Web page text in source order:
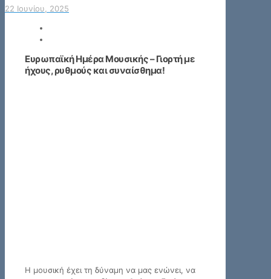
22 Ιουνίου, 2025
Ευρωπαϊκή Ημέρα Μουσικής – Γιορτή με
ήχους, ρυθμούς και συναίσθημα!
Η μουσική έχει τη δύναμη να μας ενώνει, να